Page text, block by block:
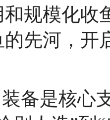
规模化收
先河，开
备是核心